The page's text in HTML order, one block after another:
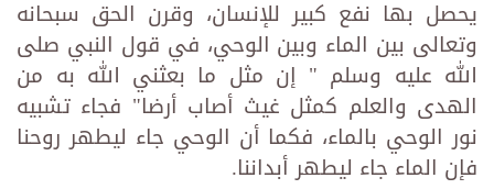
يحصل بها نفع كبير للإنسان، وقرن الحق سبحانه
وتعالى بين الماء وبين الوحي، في قول النبي صلى
الله عليه وسلم " إن مثل ما بعثني الله به من
الهدى والعلم كمثل غيث أصاب أرضا" فجاء تشبيه
نور الوحي بالماء، فكما أن الوحي جاء ليطهر روحنا
فإن الماء جاء ليطهر أبداننا.